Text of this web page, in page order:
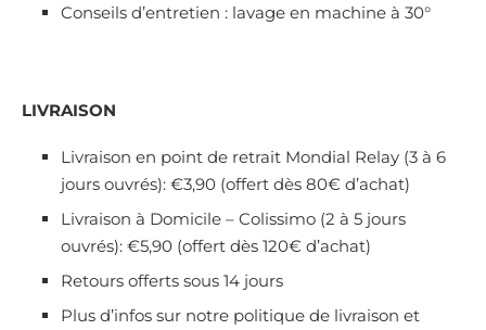
Conseils d’entretien : lavage en machine à 30°
LIVRAISON
Livraison en point de retrait Mondial Relay (3 à 6
jours ouvrés): €3,90 (offert dès 80€ d’achat)
Livraison à Domicile – Colissimo (2 à 5 jours
ouvrés): €5,90 (offert dès 120€ d’achat)
Retours offerts sous 14 jours
Plus d’infos sur notre politique de livraison et